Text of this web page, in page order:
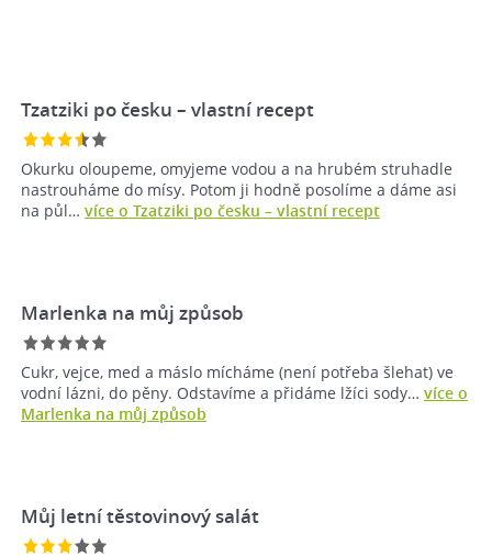
Tzatziki po česku – vlastní recept
Okurku oloupeme, omyjeme vodou a na hrubém struhadle
nastrouháme do mísy. Potom ji hodně posolíme a dáme asi
na půl… více o Tzatziki po česku – vlastní recept
Marlenka na můj způsob
Cukr, vejce, med a máslo mícháme (není potřeba šlehat) ve
vodní lázni, do pěny. Odstavíme a přidáme lžíci sody… více o
Marlenka na můj způsob
Můj letní těstovinový salát